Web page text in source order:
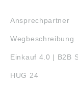
Ansprechpartner
Wegbeschreibung
Einkauf 4.0 | B2B
HUG 24